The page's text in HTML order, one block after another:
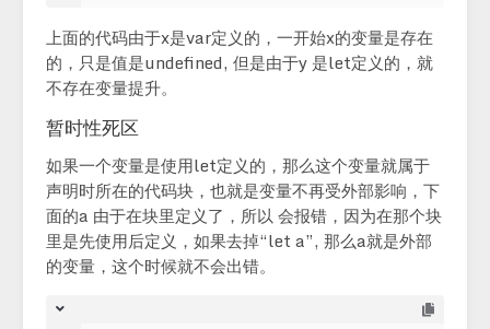
上面的代码由于x是var定义的，一开始x的变量是存在
的，只是值是undefined, 但是由于y 是let定义的，就
不存在变量提升。
暂时性死区
如果一个变量是使用let定义的，那么这个变量就属于
声明时所在的代码块，也就是变量不再受外部影响，下
面的a 由于在块里定义了，所以 会报错，因为在那个块
里是先使用后定义，如果去掉“let a”, 那么a就是外部
的变量，这个时候就不会出错。